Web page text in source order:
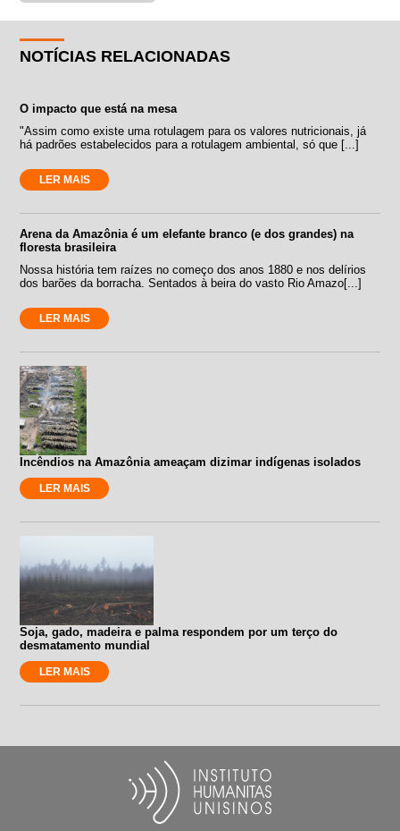
NOTÍCIAS RELACIONADAS
O impacto que está na mesa
"Assim como existe uma rotulagem para os valores nutricionais, já
há padrões estabelecidos para a rotulagem ambiental, só que [...]
LER MAIS
Arena da Amazônia é um elefante branco (e dos grandes) na
floresta brasileira
Nossa história tem raízes no começo dos anos 1880 e nos delírios
dos barões da borracha. Sentados à beira do vasto Rio Amazo[...]
LER MAIS
Incêndios na Amazônia ameaçam dizimar indígenas isolados
LER MAIS
Soja, gado, madeira e palma respondem por um terço do
desmatamento mundial
LER MAIS